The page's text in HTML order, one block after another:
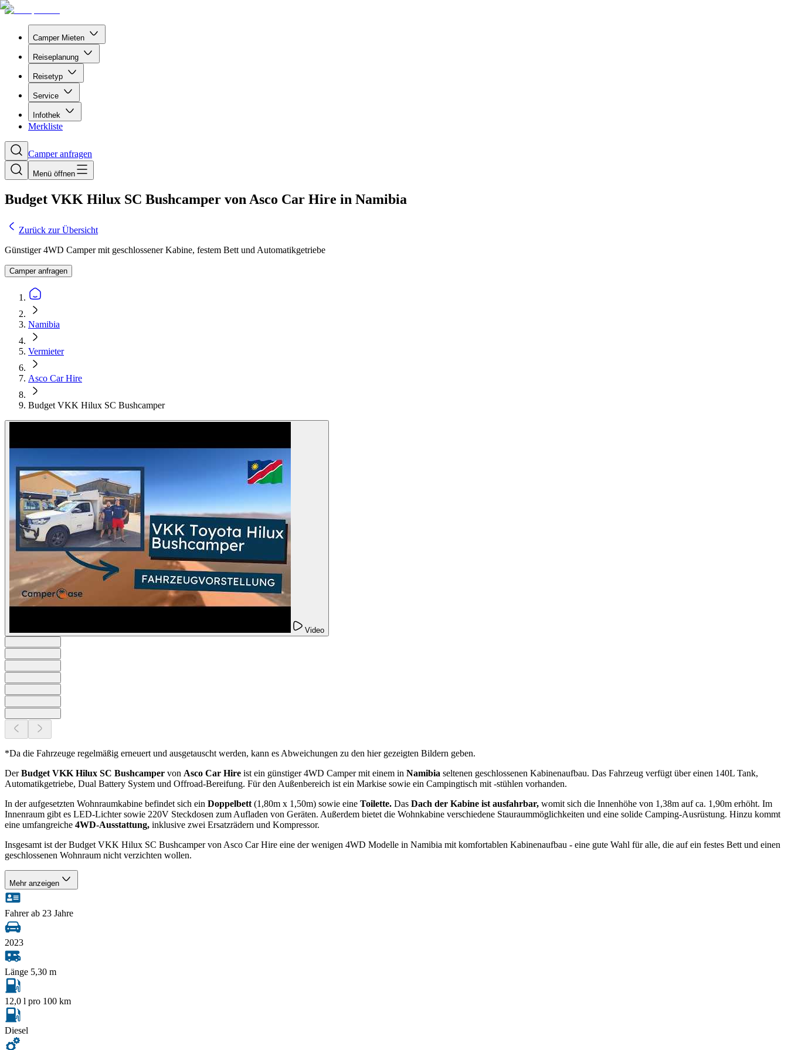
Camper Mieten
Reiseplanung
Reisetyp
Service
Infothek
Merkliste
Camper anfragen
Menü öffnen
Budget VKK Hilux SC Bushcamper von Asco Car Hire in Namibia
Zurück zur Übersicht
Günstiger 4WD Camper mit geschlossener Kabine, festem Bett und Automatikgetriebe
Camper anfragen
Namibia
Vermieter
Asco Car Hire
Budget VKK Hilux SC Bushcamper
Video
*Da die Fahrzeuge regelmäßig erneuert und ausgetauscht werden, kann es Abweichungen zu den hier gezeigten Bildern geben.
DerBudget VKK Hilux SC Bushcamper von Asco Car Hire ist ein günstiger 4WD Camper mit einem in Namibia seltenen geschlossenen Kabinenaufbau. Das Fahrzeug verfügt über einen 140L Tank,
Automatikgetriebe, Dual Battery System und Offroad-Bereifung. Für den Außenbereich ist ein Markise sowie ein Campingtisch mit -stühlen vorhanden.
In der aufgesetzten Wohnraumkabine befindet sich ein Doppelbett (1,80m x 1,50m) sowie eine Toilette. Das Dach der Kabine ist ausfahrbar, womit sich die Innenhöhe von 1,38m auf ca. 1,90m erhöht. Im
Innenraum gibt es LED-Lichter sowie 220V Steckdosen zum Aufladen von Geräten. Außerdem bietet die Wohnkabine verschiedene Stauraummöglichkeiten und eine solide Camping-Ausrüstung. Hinzu kommt
eine umfangreiche 4WD-Ausstattung, inklusive zwei Ersatzrädern und Kompressor.
Insgesamt ist der Budget VKK Hilux SC Bushcamper von Asco Car Hire eine der wenigen 4WD Modelle in Namibia mit komfortablen Kabinenaufbau - eine gute Wahl für alle, die auf ein festes Bett und einen
geschlossenen Wohnraum nicht verzichten wollen.
Mehr anzeigen
Fahrer ab 23 Jahre
2023
Länge 5,30 m
12,0 l pro 100 km
Diesel